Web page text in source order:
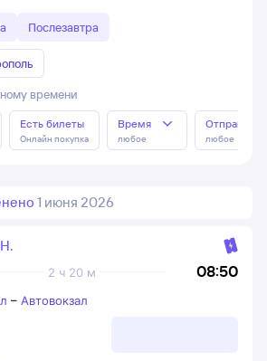
Послезавтра
времени
Есть билеты
Онлайн покупка
Время
любое любое
1 июня 2026
08:50
2 ч 20 м
– Автовокзал